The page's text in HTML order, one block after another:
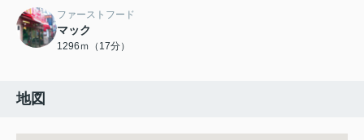
ファーストフード
マック
1296ｍ（17分）
地図